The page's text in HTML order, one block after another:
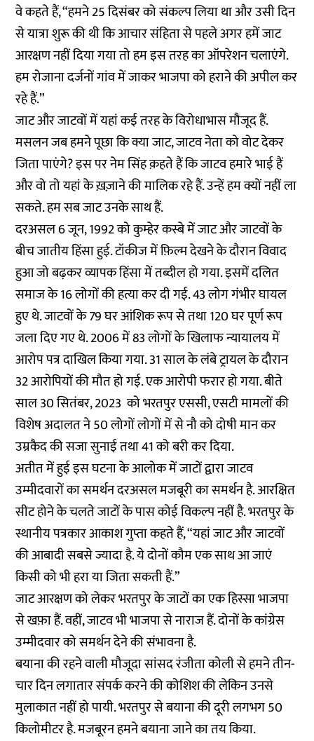
वे कहते हैं, “हमने 25 दिसंबर को संकल्प लिया था और उसी दिन
से यात्रा शुरू की थी कि आचार संहिता से पहले अगर हमें जाट
आरक्षण नहीं दिया गया तो हम इस तरह का ऑपरेशन चलाएंगे.
हम रोजाना दर्जनों गांव में जाकर भाजपा को हराने की अपील कर
रहे हैं.”
जाट और जाटवों में यहां कई तरह के विरोधाभास मौजूद हैं.
मसलन जब हमने पूछा कि क्या जाट, जाटव नेता को वोट देकर
जिता पाएंगे? इस पर नेम सिंह क़हते हैं कि जाटव हमारे भाई हैं
और वो तो यहां के ख़ज़ाने की मालिक रहे हैं. उन्हें हम क्यों नहीं ला
सकते. हम सब जाट उनके साथ हैं.
दरअसल 6 जून, 1992 को कुम्हेर कस्बे में जाट और जाटवों के
बीच जातीय हिंसा हुई. टॉकीज में फ़िल्म देखने के दौरान विवाद
हुआ जो बढ़कर व्यापक हिंसा में तब्दील हो गया. इसमें दलित
समाज के 16 लोगों की हत्या कर दी गई. 43 लोग गंभीर घायल
हुए थे. जाटवों के 79 घर आंशिक रूप से तथा 120 घर पूर्ण रूप
जला दिए गए थे. 2006 में 83 लोगों के खिलाफ न्यायालय में
आरोप पत्र दाखिल किया गया. 31 साल के लंबे ट्रायल के दौरान
32 आरोपियों की मौत हो गई. एक आरोपी फरार हो गया. बीते
साल 30 सितंबर, 2023 को भरतपुर एससी, एसटी मामलों की
विशेष अदालत ने 50 लोगों लोगों में से नौ को दोषी मान कर
उम्रकैद की सजा सुनाई तथा 41 को बरी कर दिया.
अतीत में हुई इस घटना के आलोक में जाटों द्वारा जाटव
उम्मीदवारों का समर्थन दरअसल मजबूरी का समर्थन है. आरक्षित
सीट होने के चलते जाटों के पास कोई विकल्प नहीं है. भरतपुर के
स्थानीय पत्रकार आकाश गुप्ता कहते हैं, “यहां जाट और जाटवों
की आबादी सबसे ज्यादा है. ये दोनों कौम एक साथ आ जाएं
किसी को भी हरा या जिता सकती हैं.”
जाट आरक्षण को लेकर भरतपुर के जाटों का एक हिस्सा भाजपा
से खफ़ा हैं. वहीं, जाटव भी भाजपा से नाराज हैं. दोनों के कांग्रेस
उम्मीदवार को समर्थन देने की संभावना है.
बयाना कीरहने वाली मौजूदा सांसद रंजीता कोली से हमने तीन-
चार दिन लगातार संपर्क करने की कोशिश की लेकिन उनसे
मुलाकात नहीं हो पायी. भरतपुर से बयाना की दूरी लगभग 50
किलोमीटर है. मजबूरन हमने बयाना जाने का तय किया.